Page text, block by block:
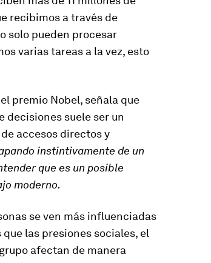
recibimos a través de
solo pueden procesar
varias tareas a la vez, esto
premio Nobel, señala que
decisiones suele ser un
accesos directos y
instintivamente de un
que es un posible
moderno.
se ven más influenciadas
que las presiones sociales, el
afectan de manera